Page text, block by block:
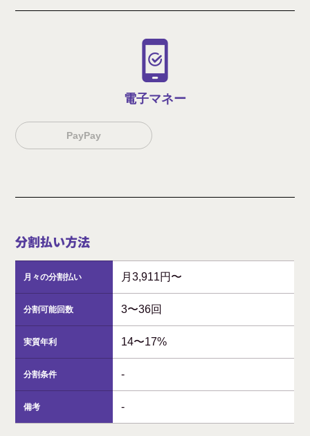
電子マネー
PayPay
分割払い方法
月々の分割払い 月3,911円〜
分割可能回数 3〜36回
実質年利 14〜17%
分割条件 -
備考 -